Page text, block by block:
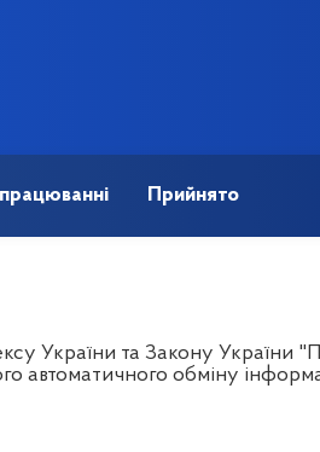
Прийнято
України та Закону України
автоматичного обміну